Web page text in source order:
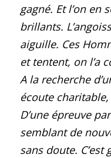
gagné. Et l’on en
brillants.
aiguille. Ces
et tentent, on l’a
A la recherche
écoute
D’une épreuve
semblant de
sans doute.